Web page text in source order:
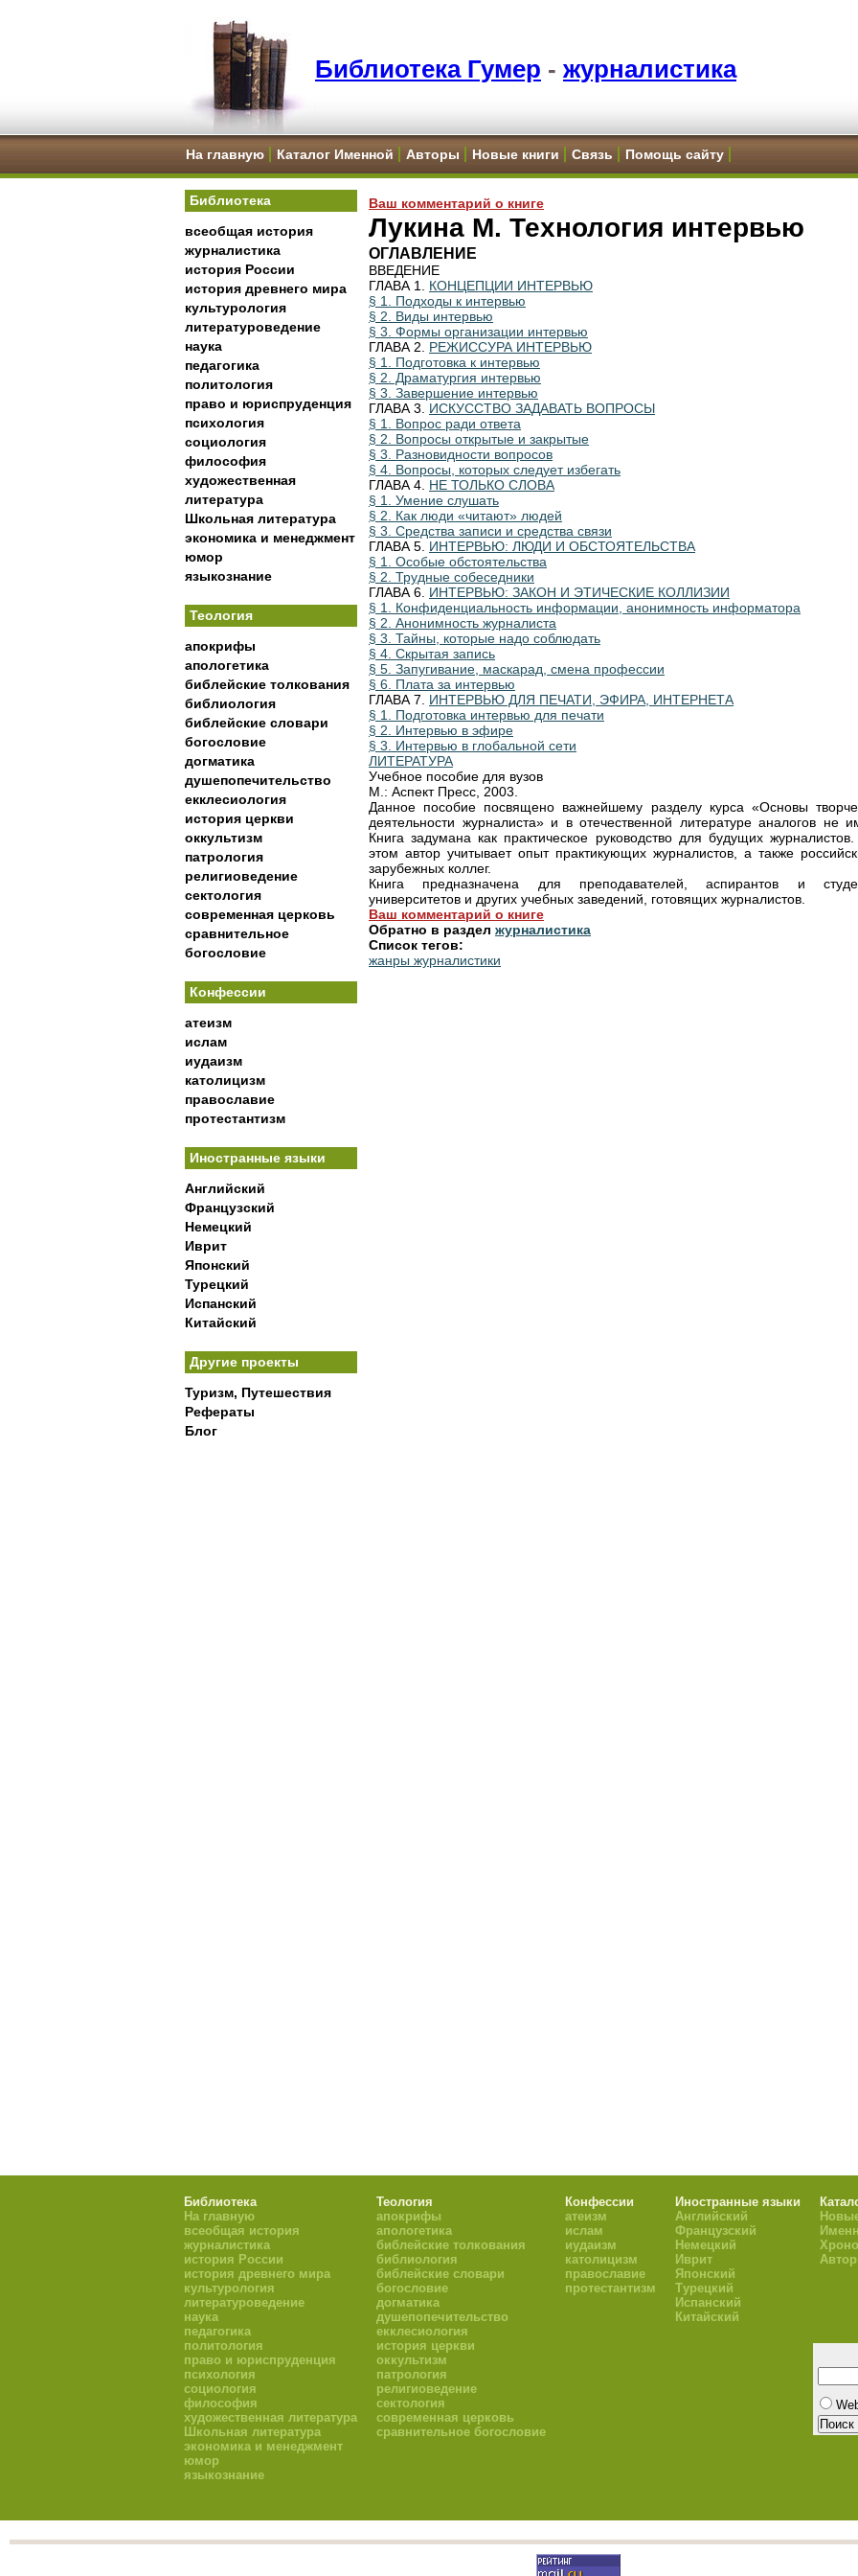
Библиотека Гумер - журналистика
На главную Каталог Именной Авторы Новые книги Связь Помощь сайту
Библиотека
всеобщая история
журналистика
история России
история древнего мира
культурология
литературоведение
наука
педагогика
политология
право и юриспруденция
психология
социология
философия
художественная
литература
Школьная литература
экономика и менеджмент
юмор
языкознание
Теология
апокрифы
апологетика
библейские толкования
библиология
библейские словари
богословие
догматика
душепопечительство
екклесиология
история церкви
оккультизм
патрология
религиоведение
сектология
современная церковь
сравнительное
богословие
Конфессии
атеизм
ислам
иудаизм
католицизм
православие
протестантизм
Иностранные языки
Английский
Французский
Немецкий
Иврит
Японский
Турецкий
Испанский
Китайский
Другие проекты
Туризм, Путешествия
Рефераты
Блог
Ваш комментарий о книге
Лукина М. Технология интервью
ОГЛАВЛЕНИЕ
ВВЕДЕНИЕ
ГЛАВА 1. КОНЦЕПЦИИ ИНТЕРВЬЮ
§ 1. Подходы к интервью
§ 2. Виды интервью
§ 3. Формы организации интервью
ГЛАВА 2. РЕЖИССУРА ИНТЕРВЬЮ
§ 1. Подготовка к интервью
§ 2. Драматургия интервью
§ 3. Завершение интервью
ГЛАВА 3. ИСКУССТВО ЗАДАВАТЬ ВОПРОСЫ
§ 1. Вопрос ради ответа
§ 2. Вопросы открытые и закрытые
§ 3. Разновидности вопросов
§ 4. Вопросы, которых следует избегать
ГЛАВА 4. НЕ ТОЛЬКО СЛОВА
§ 1. Умение слушать
§ 2. Как люди «читают» людей
§ 3. Средства записи и средства связи
ГЛАВА 5. ИНТЕРВЬЮ: ЛЮДИ И ОБСТОЯТЕЛЬСТВА
§ 1. Особые обстоятельства
§ 2. Трудные собеседники
ГЛАВА 6. ИНТЕРВЬЮ: ЗАКОН И ЭТИЧЕСКИЕ КОЛЛИЗИИ
§ 1. Конфиденциальность информации, анонимность информатора
§ 2. Анонимность журналиста
§ 3. Тайны, которые надо соблюдать
§ 4. Скрытая запись
§ 5. Запугивание, маскарад, смена профессии
§ 6. Плата за интервью
ГЛАВА 7. ИНТЕРВЬЮ ДЛЯ ПЕЧАТИ, ЭФИРА, ИНТЕРНЕТА
§ 1. Подготовка интервью для печати
§ 2. Интервью в эфире
§ 3. Интервью в глобальной сети
ЛИТЕРАТУРА
Учебное пособие для вузов
М.: Аспект Пресс, 2003.
Данное пособие посвящено важнейшему разделу курса «Основы
деятельности журналиста» и в отечественной литературе аналогов не
Книга задумана как практическое руководство для будущих
этом автор учитывает опыт практикующих журналистов, а также
зарубежных коллег.
Книга предназначена для преподавателей, аспирантов и
университетов и других учебных заведений, готовящих журналистов.
Ваш комментарий о книге
Обратно в раздел журналистика
Список тегов:
жанры журналистики
Библиотека
На главную
всеобщая история
журналистика
история России
история древнего мира
культурология
литературоведение
наука
педагогика
политология
право и юриспруденция
психология
социология
философия
художественная литература
Школьная литература
экономика и менеджмент
юмор
языкознание
Теология
апокрифы
апологетика
библейские толкования
библиология
библейские словари
богословие
догматика
душепопечительство
екклесиология
история церкви
оккультизм
патрология
религиоведение
сектология
современная церковь
сравнительное богословие
Конфессии
атеизм
ислам
иудаизм
католицизм
православие
протестантизм
Иностранные языки
Английский
Французский
Немецкий
Иврит
Японский
Турецкий
Испанский
Китайский